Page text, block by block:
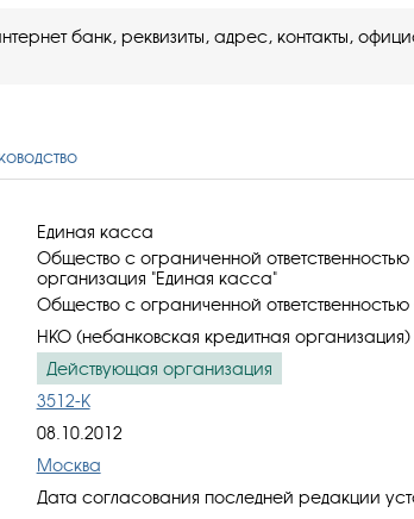
банк, реквизиты, адрес, контакты,
Единая касса
Общество с ограниченной
организация "Единая касса"
Общество с ограниченной
НКО (небанковская кредитная организация)
Действующая организация
3512-К
08.10.2012
Москва
Дата согласования последней редакции